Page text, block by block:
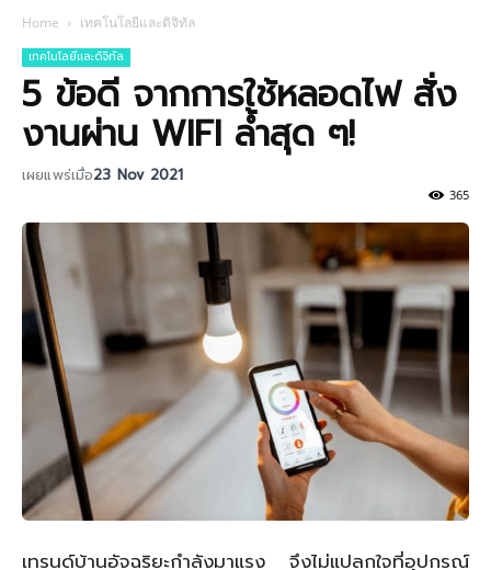
Home เทคโนโลยีและดิจิทัล
เทคโนโลยีและดิจิทัล
5 ข้อดี จากการใช้หลอดไฟ สั่ง
งานผ่าน WIFI ล้ำสุด ๆ!
เผยแพร่เมื่อ23 Nov 2021
365
เทรนด์บ้านอัจฉริยะกำลังมาแรง จึงไม่แปลกใจที่อุปกรณ์